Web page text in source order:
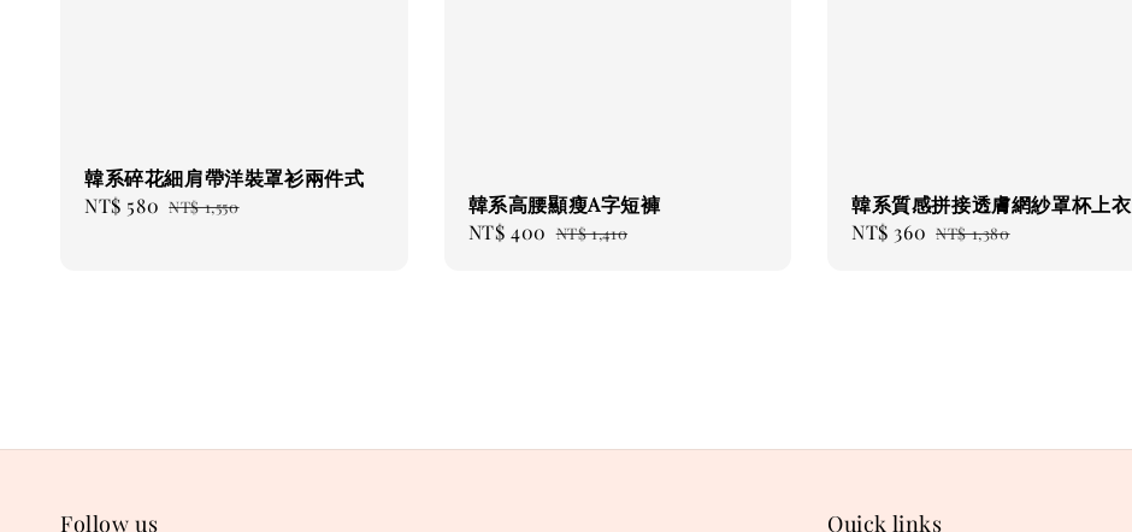
韓系碎花細肩帶洋裝罩衫兩件式
Sale
NT$ 580 Regular
NT$ 1,550
韓系高腰顯瘦A字短褲
Sale
NT$ 400 Regular
NT$ 1,410
韓系質感拼接透膚網紗罩杯上衣
Sale
NT$ 360 Regular
NT$ 1,380
Follow us Quick links